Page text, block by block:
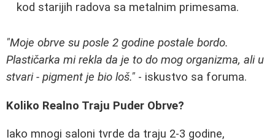
kod starijih radova sa metalnim primesama.
"Moje obrve su posle 2 godine postale bordo.
Plastičarka mi rekla da je to do mog organizma, ali u
stvari - pigment je bio loš." - iskustvo sa foruma.
Koliko Realno Traju Puder Obrve?
Iako mnogi saloni tvrde da traju 2-3 godine,